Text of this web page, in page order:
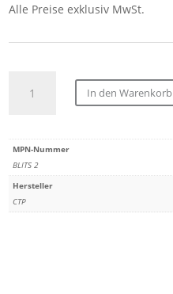
Alle Preise exklusiv MwSt.
Menge
In den Warenkorb
MPN-Nummer
BLITS 2
Hersteller
CTP